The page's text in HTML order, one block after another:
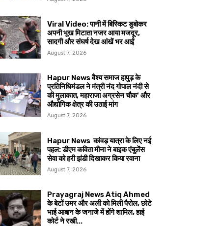
Viral Video: पानी में बिस्किट डुबोकर
अपनी भूख मिटाता नजर आया मजदूर,
सादगी और संघर्ष देख आंखें भर आईं
August 7, 2026
Hapur News वैश्य समाज हापुड़ के
प्रतिनिधिमंडल ने मंत्री नंद गोपाल नंदी से
की मुलाकात, महाराजा अग्रसेन चौक’ और
औद्योगिक क्षेत्र की उठाई मांग
August 7, 2026
Hapur News कांवड़ यात्रा के लिए नई
पहल: डीएम कविता मीना ने बाइक एंबुलेंस
सेवा को हरी झंडी दिखाकर किया रवाना
August 7, 2026
Prayagraj News Atiq Ahmed
के बेटों उमर और अली को मिली पैरोल, छोटे
भाई आबान के जनाजे में होंगे शामिल, हाई
कोर्ट ने रखी...